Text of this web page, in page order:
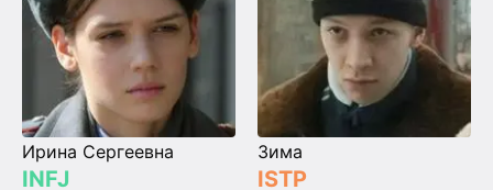
Ирина Сергеевна
INFJ
Зима
ISTP